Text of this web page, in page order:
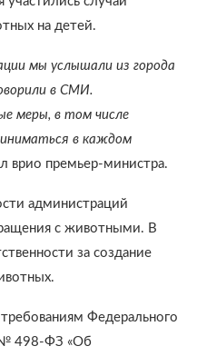
на детей.
мы услышали из города
в СМИ.
меры, в том числе
в каждом
врио премьер-министра.
администраций
с животными. В
за создание
Федерального
№ 498-ФЗ «Об